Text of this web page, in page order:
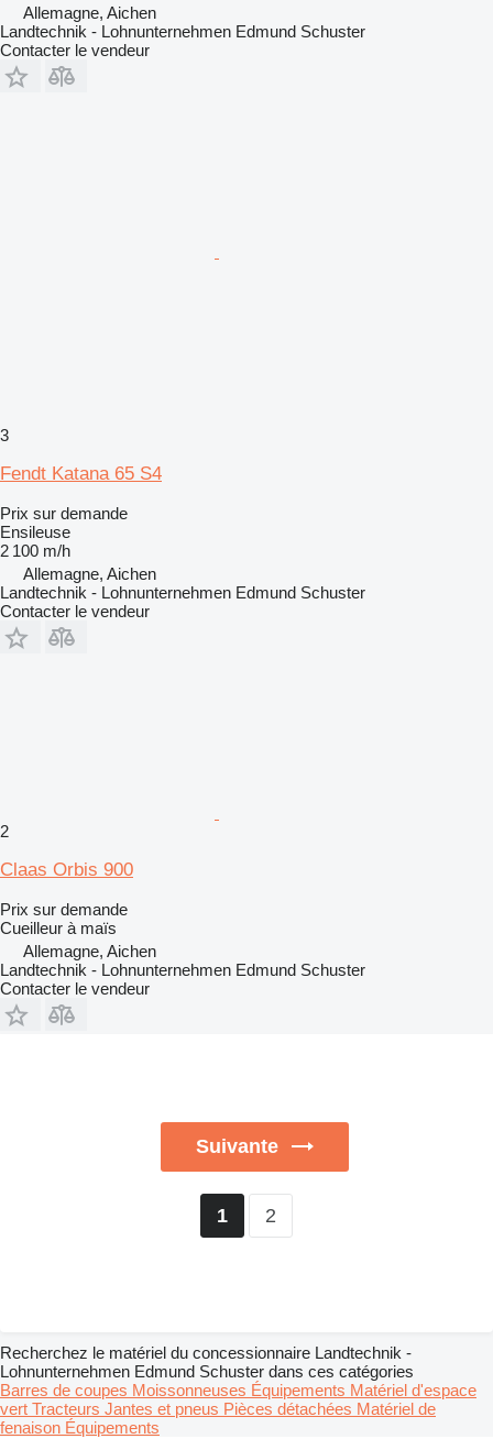
Allemagne, Aichen
Landtechnik - Lohnunternehmen Edmund Schuster
Contacter le vendeur
3
Fendt Katana 65 S4
Prix sur demande
Ensileuse
2 100 m/h
Allemagne, Aichen
Landtechnik - Lohnunternehmen Edmund Schuster
Contacter le vendeur
2
Claas Orbis 900
Prix sur demande
Cueilleur à maïs
Allemagne, Aichen
Landtechnik - Lohnunternehmen Edmund Schuster
Contacter le vendeur
Suivante
1 2
Recherchez le matériel du concessionnaire Landtechnik -
Lohnunternehmen Edmund Schuster dans ces catégories
Barres de coupes Moissonneuses Équipements Matériel d'espace
vert Tracteurs Jantes et pneus Pièces détachées Matériel de
fenaison Équipements